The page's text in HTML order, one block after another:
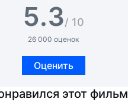
5.3/ 10
26 000 оценок
Оценить
этот фильм